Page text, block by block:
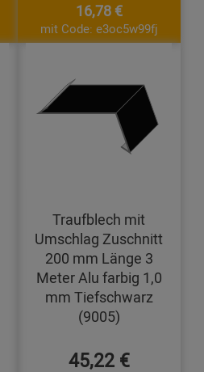
16,78 €
mit Code: e3oc5w99fj
Traufblech mit
Umschlag Zuschnitt
200 mm Länge 3
Meter Alu farbig 1,0
mm Tiefschwarz
(9005)
45,22 €